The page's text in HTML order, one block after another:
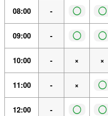
08:00 - ◯ ◯
09:00 - ◯ ◯
10:00 - × ×
11:00 - × ◯
12:00 - ◯ ◯